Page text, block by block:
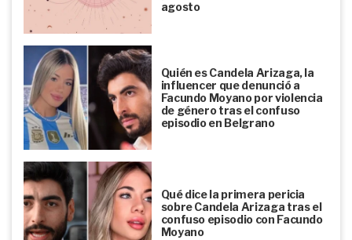
agosto
Quién es Candela Arizaga, la
influencer que denunció a
Facundo Moyano por violencia
de género tras el confuso
episodio en Belgrano
Qué dice la primera pericia
sobre Candela Arizaga tras el
confuso episodio con Facundo
Moyano